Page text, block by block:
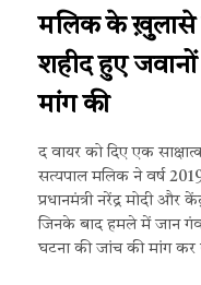
मलिक के ख़ुलासे
शहीद हुए
मांग की
द वायर को दिए एक
सत्यपाल मलिक ने वर्ष
प्रधानमंत्री नरेंद्र मोदी
जिनके बाद हमले में जान
घटना की जांच की मांग कर